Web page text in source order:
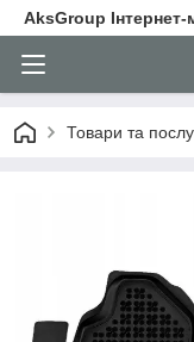
AksGroup
Товари та